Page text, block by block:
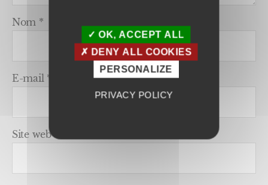
Nom *
E-mail *
Site web
OK, ACCEPT ALL
DENY ALL COOKIES
PERSONALIZE
PRIVACY POLICY